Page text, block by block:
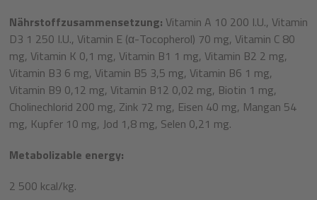
Nährstoffzusammensetzung: Vitamin A 10 200 I.U., Vitamin
D3 1 250 I.U., Vitamin E (α-Tocopherol) 70 mg, Vitamin C 80
mg, Vitamin K 0,1 mg, Vitamin B1 1 mg, Vitamin B2 2 mg,
Vitamin B3 6 mg, Vitamin B5 3,5 mg, Vitamin B6 1 mg,
Vitamin B9 0,12 mg, Vitamin B12 0,02 mg, Biotin 1 mg,
Cholinechlorid 200 mg, Zink 72 mg, Eisen 40 mg, Mangan 54
mg, Kupfer 10 mg, Jod 1,8 mg, Selen 0,21 mg.
Metabolizable energy:
2 500 kcal/kg.